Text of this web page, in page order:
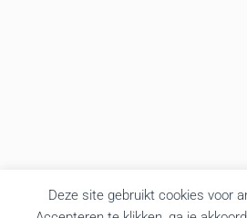
Deze site gebruikt cookies voor